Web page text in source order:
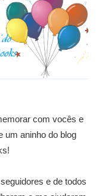
com vocês e
um aninho do blog
e de todos